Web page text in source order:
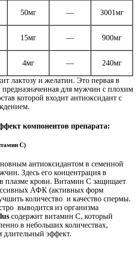
50мг — 3001мг
15мг — 900мг
4мг — 240мг
лактозу и желатин. Это первая в
для мужчин с плохим
которой входит антиоксидант с
компонентов препарата:
С)
антиоксидантом в семенной
Здесь его концентрация в
плазме крови. Витамин С защищает
АФК (активных форм
количество и качество спермы.
выводится из организма
содержит витамин С, который
в небольших количествах,
длительный эффект.